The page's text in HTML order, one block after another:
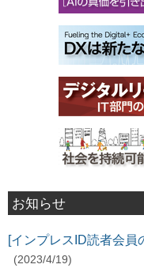
お知らせ
[インプレスID読者会員
(2023/4/19)